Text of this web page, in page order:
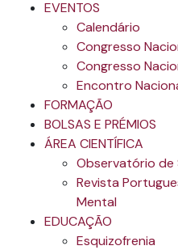
EVENTOS
Calendário
Congresso
Congresso
Encontro
FORMAÇÃO
BOLSAS E PRÉMIOS
ÁREA CIENTÍFICA
Observatório de
Revista
Mental
EDUCAÇÃO
Esquizofrenia